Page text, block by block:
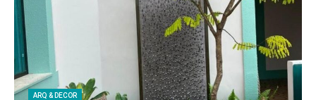
ARQ & DECOR